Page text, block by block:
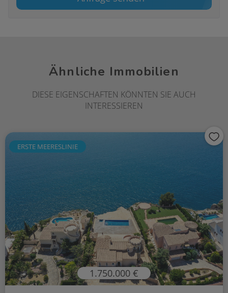
Ähnliche Immobilien
DIESE EIGENSCHAFTEN KÖNNTEN SIE AUCH
INTERESSIEREN
ERSTE MEERESLINIE
1.750.000 €